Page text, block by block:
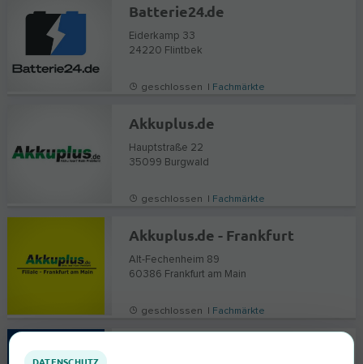
Batterie24.de
Eiderkamp 33
24220 Flintbek
geschlossen | Fachmärkte
Akkuplus.de
Hauptstraße 22
35099 Burgwald
geschlossen | Fachmärkte
Akkuplus.de - Frankfurt
Alt-Fechenheim 89
60386 Frankfurt am Main
geschlossen | Fachmärkte
EURONICS Girrbach Hausgeräte